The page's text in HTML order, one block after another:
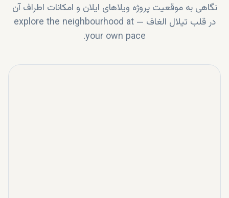
نگاهی به موقعیت پروژه ویلاهای ایلان و امکانات اطراف آن
در قلب تیلال الغاف —
explore the neighbourhood at
your own pace.